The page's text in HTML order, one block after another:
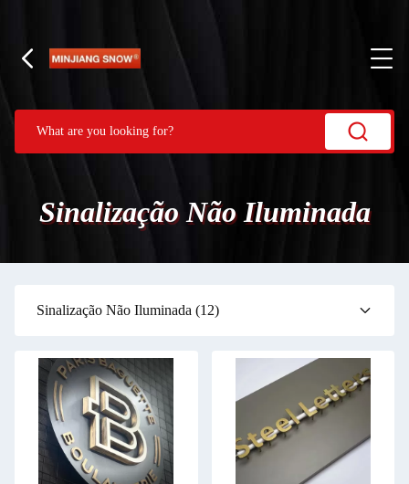
Sinalização Não Iluminada
Sinalização Não Iluminada (12)